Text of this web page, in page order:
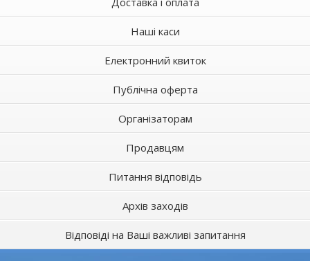
Наші каси
Електронний квиток
Публічна оферта
Організаторам
Продавцям
Питання відповідь
Архів заходів
Відповіді на Ваші важливі запитання